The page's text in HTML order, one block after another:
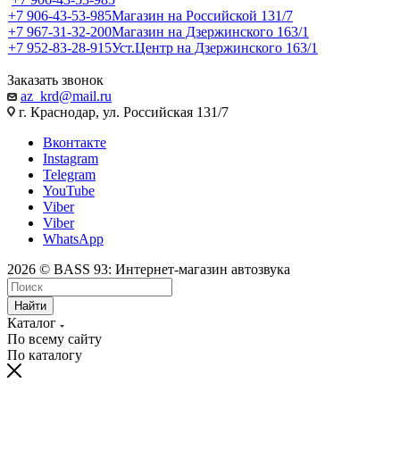
+7 906-43-53-985Магазин на Российской 131/7
+7 967-31-32-200Магазин на Дзержинского 163/1
+7 952-83-28-915Уст.Центр на Дзержинского 163/1
Заказать звонок
az_krd@mail.ru
г. Краснодар, ул. Российская 131/7
Вконтакте
Instagram
Telegram
YouTube
Viber
Viber
WhatsApp
2026 © BASS 93: Интернет-магазин автозвука
Найти
Каталог
По всему сайту
По каталогу